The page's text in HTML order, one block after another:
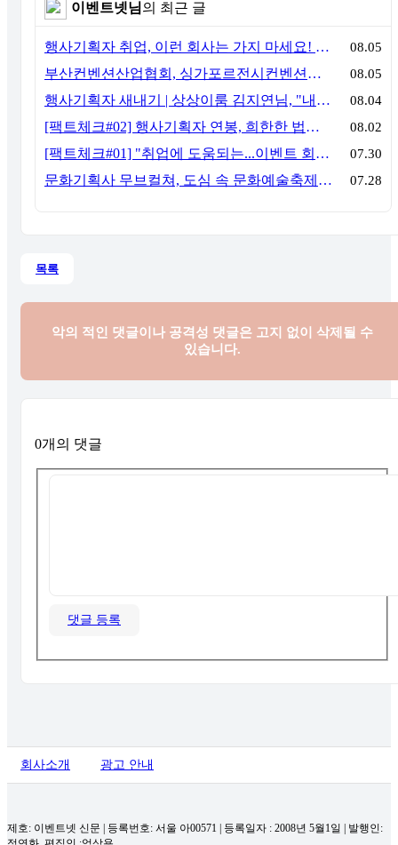
이벤트넷님의 최근 글
행사기획자 취업, 이런 회사는 가지 마세요! 신입이 꼭 알아야 할 5가지 기준[이벤트산업 팩트체크#3] 08.05
부산컨벤션산업협회, 싱가포르전시컨벤션협회(SACEOS)와 업무협약 체결… 아시아 마이스 협력 확대 08.05
행사기획자 새내기 | 상상이룸 김지연님, "내 맘대로, 내 뜻대로 행사를 만든다 08.04
[팩트체크#02] 행사기획자 연봉, 희한한 법칙~ '첨에는 비실, 3년만 지나면 튼실' 08.02
[팩트체크#01] "취업에 도움되는...이벤트 회사, 어떻게 구분할까?"… 1인당 매출 '3억 원'의 법칙 07.30
문화기획사 무브컬쳐, 도심 속 문화예술축제 ‘서초 클래식 테마파크: 봄밤의 클래식’ 성공적 연출 07.28
목록
악의 적인 댓글이나 공격성 댓글은 고지 없이 삭제될 수
있습니다.
0개의 댓글
댓글 등록
회사소개 광고 안내
제호: 이벤트넷 신문 | 등록번호: 서울 아00571
등록일자 : 2008년 5월1일 | 발행인: